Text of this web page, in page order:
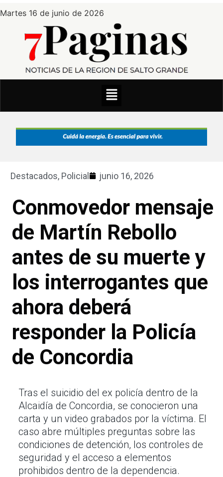
Martes 16 de junio de 2026
Destacados, Policial junio 16, 2026
Conmovedor mensaje
de Martín Rebollo
antes de su muerte y
los interrogantes que
ahora deberá
responder la Policía
de Concordia
Tras el suicidio del ex policía dentro de la
Alcaidía de Concordia, se conocieron una
carta y un video grabados por la víctima. El
caso abre múltiples preguntas sobre las
condiciones de detención, los controles de
seguridad y el acceso a elementos
prohibidos dentro de la dependencia.